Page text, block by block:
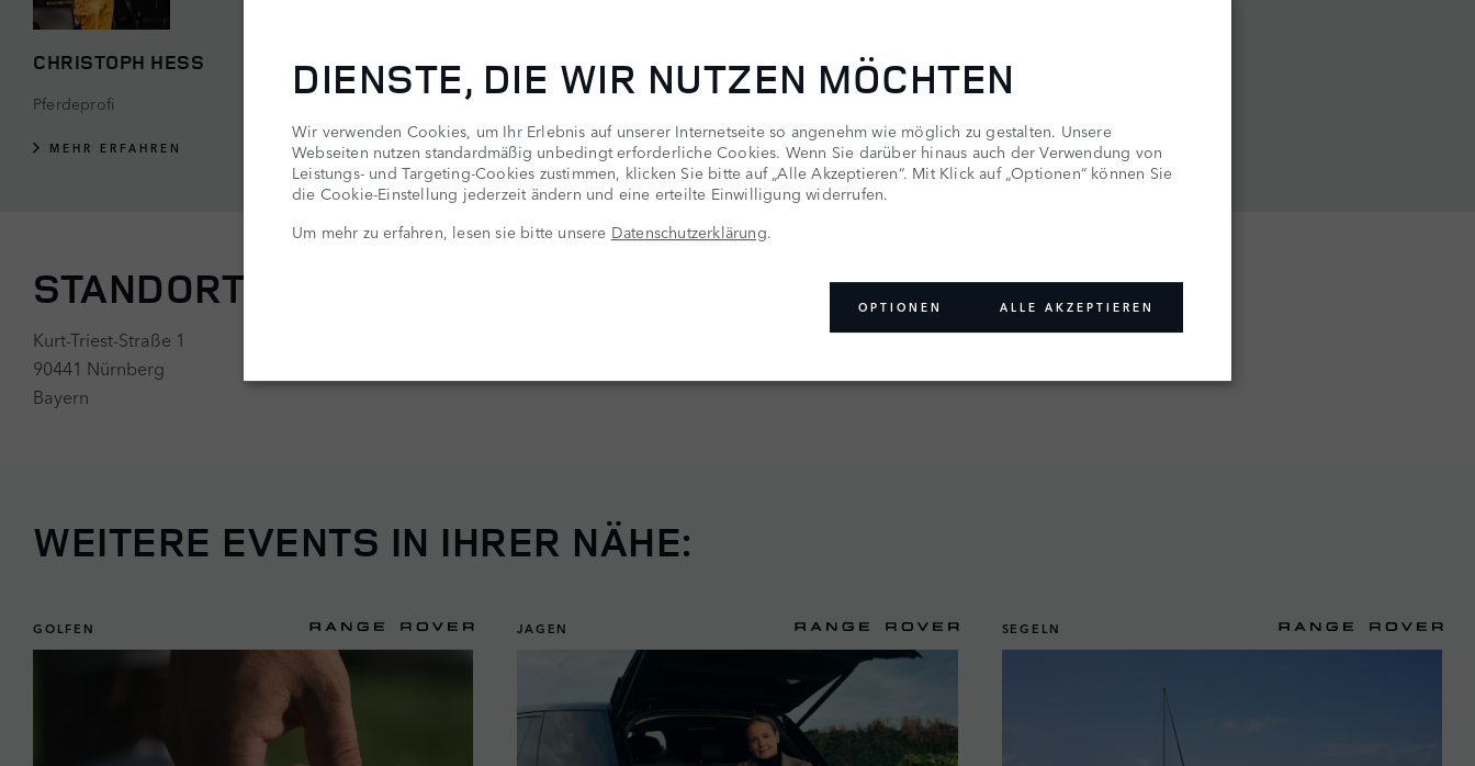
CHRISTOPH HESS
Pferdeprofi
MEHR ERFAHREN
STANDORT
Kurt-Triest-Straße 1
90441 Nürnberg
Bayern
WEITERE EVENTS IN IHRER NÄHE:
GOLFEN JAGEN SEGELN
DIENSTE, DIE WIR NUTZEN MÖCHTEN
Wir verwenden Cookies, um Ihr Erlebnis auf unserer Internetseite so angenehm wie möglich zu gestalten. Unsere
Webseiten nutzen standardmäßig unbedingt erforderliche Cookies. Wenn Sie darüber hinaus auch der Verwendung von
Leistungs- und Targeting-Cookies zustimmen, klicken Sie bitte auf „Alle Akzeptieren“. Mit Klick auf „Optionen“ können Sie
die Cookie-Einstellung jederzeit ändern und eine erteilte Einwilligung widerrufen.
Um mehr zu erfahren, lesen sie bitte unsere Datenschutzerklärung.
OPTIONEN ALLE AKZEPTIEREN